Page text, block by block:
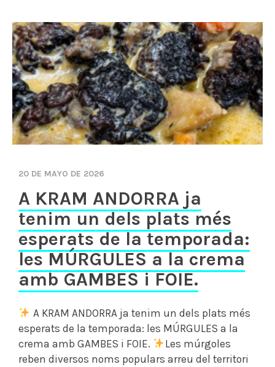
20 DE MAYO DE 2026
A KRAM ANDORRA ja
tenim un dels plats més
esperats de la temporada:
les MÚRGULES a la crema
amb GAMBES i FOIE.
A KRAM ANDORRA ja tenim un dels plats més
esperats de la temporada: les MÚRGULES a la
crema amb GAMBES i FOIE.
Les múrgoles
reben diversos noms populars arreu del territori